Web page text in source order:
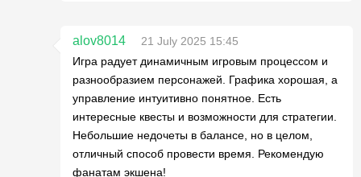
alov8014
21 July 2025 15:45
Игра радует динамичным игровым процессом и
разнообразием персонажей. Графика хорошая, а
управление интуитивно понятное. Есть
интересные квесты и возможности для стратегии.
Небольшие недочеты в балансе, но в целом,
отличный способ провести время. Рекомендую
фанатам экшена!